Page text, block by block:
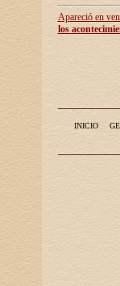
Apareció en
los
INICIO